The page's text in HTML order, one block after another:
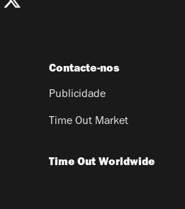
Contacte-nos
Publicidade
Time Out Market
Time Out Worldwide